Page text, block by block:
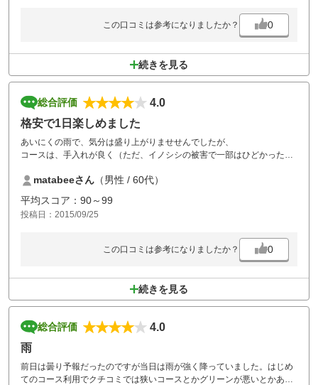
この口コミは参考になりましたか？ 0
続きを見る
総合評価
4.0
格安で1日楽しめました
あいにくの雨で、気分は盛り上がりませせんでしたが、
コースは、手入れが良く（ただ、イノシシの被害で一部はひどかった
でストレスは有りませんでした。何よりも超低価格で、仲間の3人も驚
いていました。
また機会が有ったら、今年はもう1回天気の良い日に行きたいと思いま
す。
matabeeさん （男性 / 60代）
平均スコア：90～99
投稿日：2015/09/25
この口コミは参考になりましたか？ 0
続きを見る
総合評価
4.0
雨
前日は曇り予報だったのですが当日は雨が強く降っていました。はじめ
てのコース利用でクチコミでは狭いコースとかグリーンが悪いとかあり